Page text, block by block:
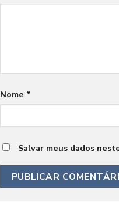
Nome *
Salvar meus dados